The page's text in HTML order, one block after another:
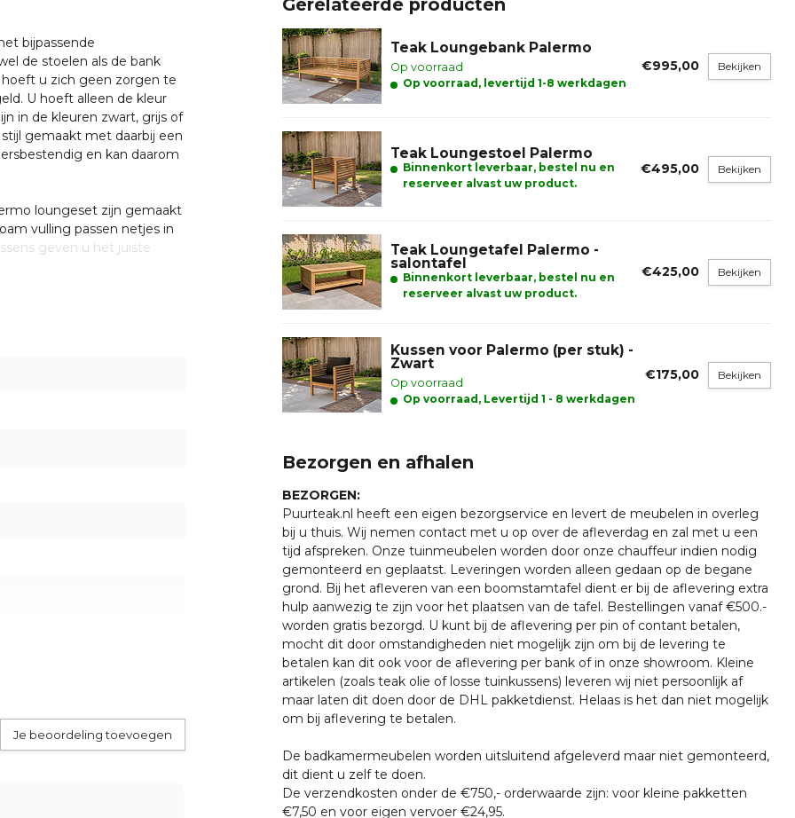
bijpassende
de stoelen als de bank
u zich geen zorgen te
U hoeft alleen de kleur
in de kleuren zwart, grijs of
gemaakt met daarbij een
en kan daarom
loungeset zijn gemaakt
vulling passen netjes in
geven u het juiste
aan een mooie
luieren.
van plantage teakhout
teakhout en hoeft niet
vergrijzen naar een zilver
met onze
op productie of
Je beoordeling toevoegen
Gerelateerde producten
Teak Loungebank Palermo
Op voorraad
Op voorraad, levertijd 1-8 werkdagen
€995,00 Bekijken
Teak Loungestoel Palermo
Binnenkort leverbaar, bestel nu en
reserveer alvast uw product.
€495,00 Bekijken
Teak Loungetafel Palermo -
salontafel
Binnenkort leverbaar, bestel nu en
reserveer alvast uw product.
€425,00 Bekijken
Kussen voor Palermo (per stuk) -
Zwart
Op voorraad
Op voorraad, Levertijd 1 - 8 werkdagen
€175,00 Bekijken
Bezorgen en afhalen
BEZORGEN:
Puurteak.nl heeft een eigen bezorgservice en levert de meubelen in overleg
bij u thuis. Wij nemen contact met u op over de afleverdag en zal met u een
tijd afspreken. Onze tuinmeubelen worden door onze chauffeur indien nodig
gemonteerd en geplaatst. Leveringen worden alleen gedaan op de begane
grond. Bij het afleveren van een boomstamtafel dient er bij de aflevering extra
hulp aanwezig te zijn voor het plaatsen van de tafel. Bestellingen vanaf €500.-
worden gratis bezorgd. U kunt bij de aflevering per pin of contant betalen,
mocht dit door omstandigheden niet mogelijk zijn om bij de levering te
betalen kan dit ook voor de aflevering per bank of in onze showroom. Kleine
artikelen (zoals teak olie of losse tuinkussens) leveren wij niet persoonlijk af
maar laten dit doen door de DHL pakketdienst. Helaas is het dan niet mogelijk
om bij aflevering te betalen.
De badkamermeubelen worden uitsluitend afgeleverd maar niet gemonteerd,
dit dient u zelf te doen.
De verzendkosten onder de €750,- orderwaarde zijn: voor kleine pakketten
€7,50 en voor eigen vervoer €24,95.